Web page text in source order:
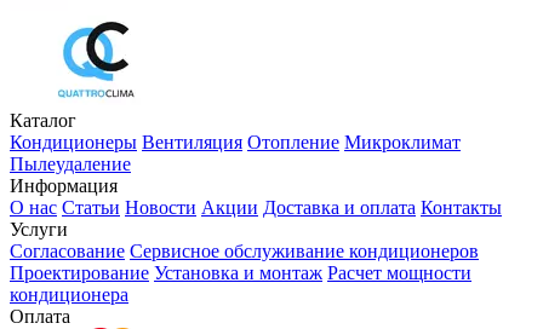
Каталог
Кондиционеры Вентиляция Отопление Микроклимат
Пылеудаление
Информация
О нас Статьи Новости Акции Доставка и оплата Контакты
Услуги
Согласование Сервисное обслуживание кондиционеров
Проектирование Установка и монтаж Расчет мощности
кондиционера
Оплата